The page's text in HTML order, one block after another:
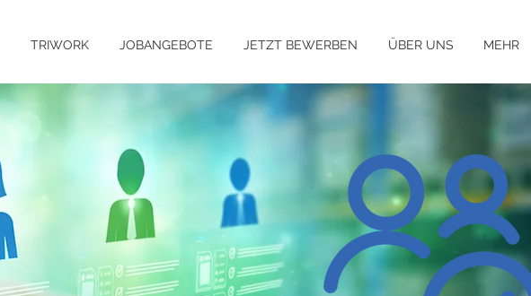
TRIWORK JOBANGEBOTE JETZT BEWERBEN ÜBER UNS MEHR